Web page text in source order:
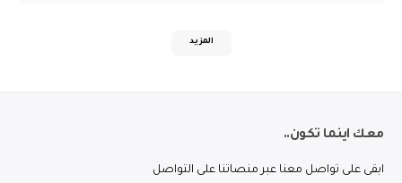
المزيد
معك اينما تكون..
ابقى على تواصل معنا عبر منصاتنا على التواصل